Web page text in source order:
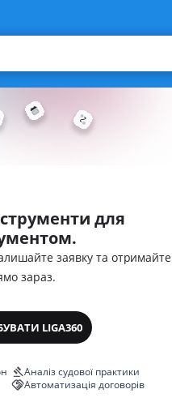
для
заявку та отримайте
зараз.
LIGA360
Аналіз судової практики
Автоматизація договорів